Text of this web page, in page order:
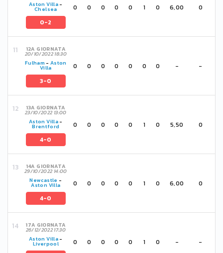
Aston Villa-
Chelsea
0-2
0 0 0 0 0 1 0 6,00 0
12A GIORNATA
20/10/2022 18:30
Fulham -Aston
Villa
3-0
0 0 0 0 0 0 0 - -
13A GIORNATA
23/10/2022 13:00
Aston Villa-
Brentford
4-0
0 0 0 0 0 1 0 5,50 0
14A GIORNATA
29/10/2022 14:00
Newcastle -
Aston Villa
4-0
0 0 0 0 0 1 0 6,00 0
17A GIORNATA
26/12/2022 17:30
Aston Villa-
Liverpool 0 0 0 0 0 1 0 - -